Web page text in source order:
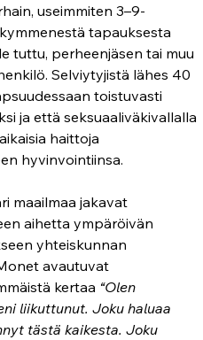
useimmiten 3–9-
tapauksesta
tuttu, perheenjäsen tai muu
Selviytyjistä lähes 40
toistuvasti
ja että seksuaaliväkivallalla
haittoja
hyvinvointiinsa.
maailmaa jakavat
aihetta ympäröivän
yhteiskunnan
avautuvat
kertaa “Olen
liikuttunut. Joku haluaa
tästä kaikesta. Joku